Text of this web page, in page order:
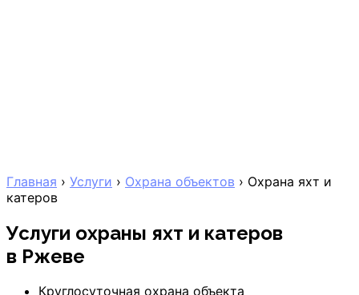
Главная › Услуги › Охрана объектов › Охрана яхт и
катеров
Услуги охраны яхт и катеров
в Ржеве
Круглосуточная охрана объекта